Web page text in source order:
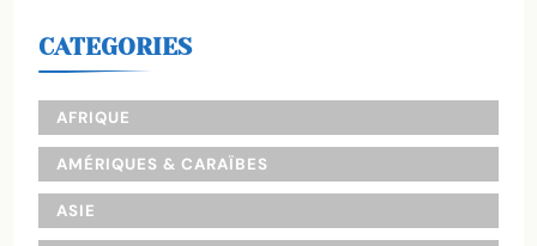
CATEGORIES
AFRIQUE
AMÉRIQUES & CARAÏBES
ASIE